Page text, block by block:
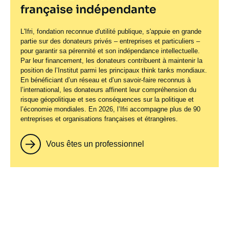
française indépendante
L'Ifri, fondation reconnue d'utilité publique, s'appuie en grande
partie sur des donateurs privés – entreprises et particuliers –
pour garantir sa pérennité et son indépendance intellectuelle.
Par leur financement, les donateurs contribuent à maintenir la
position de l’Institut parmi les principaux think tanks mondiaux.
En bénéficiant d’un réseau et d’un savoir-faire reconnus à
l’international, les donateurs affinent leur compréhension du
risque géopolitique et ses conséquences sur la politique et
l’économie mondiales. En 2026, l’Ifri accompagne plus de 90
entreprises et organisations françaises et étrangères.
Vous êtes un professionnel